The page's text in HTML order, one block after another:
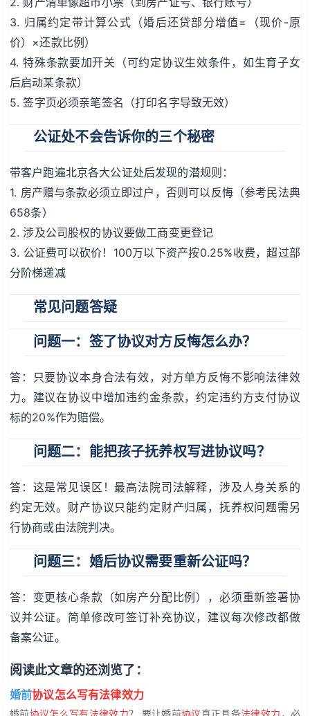
3. 归属约定带计算公式（婚后还贷部分增值=（现价-原
价）×还款比例）
4. 特殊条款要加开关（可约定协议生效条件，如生育子女
后启动某条款）
5. 签字页必须亲笔签名（打印名字导致无效）
公证处不会告诉你的三个秘密
带客户跑遍北京各大公证处后发现的潜规则：
1. 房产赠与条款必须立即过户，否则可以反悔（参考民法典
658条）
2. 涉及公司股权的协议要做工商变更登记
3. 公证费可以砍价！100万以下资产按0.25%收费，超过部
分阶梯递减
常见问题答疑
问题一：签了协议对方反悔怎么办？
答：只要协议本身合法有效，对方单方反悔不影响法律效
力。建议在协议中增加违约金条款，约定违约方支付协议
标的20%作为赔偿。
问题二：能把孩子抚养权写进协议吗？
答：这是常见误区！最高法院司法解释，涉及人身关系的
约定无效。财产协议只能约定财产归属，抚养权问题需另
行协商或由法院判决。
问题三：婚后协议需要重新公证吗？
答：变更核心条款（如房产分配比例），必须重新签署协
议并公证。简单修改可签订补充协议，建议每次修改都做
备案公证。
阅读此文章的还浏览了：
婚前协议怎么写有法律效力
婚前协议怎么写有法律效力？ 要让婚前协议真正具备法律效力 ，必